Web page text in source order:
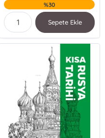
%30
Sepete Ekle